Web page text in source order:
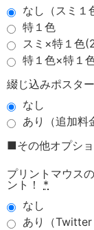
なし（スミ１
特１色
スミ×特１色
特１色×特１
綴じ込みポスター
なし
あり（追加料
■その他オプシ
プリントマウス
ント！
*
なし
あり（Twitter